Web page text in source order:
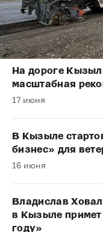
На дороге
масштабная
17 июня
В Кызыле
бизнес» для
16 июня
Владислав
в Кызыле
году»